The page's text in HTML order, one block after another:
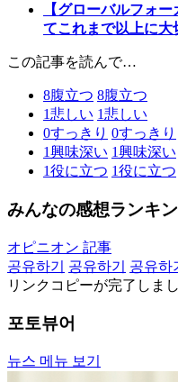
【グローバルフォ
てこれまで以上に大
この記事を読んで…
8腹立つ 8腹立つ
1悲しい 1悲しい
0すっきり 0すっきり
1興味深い 1興味深い
1役に立つ 1役に立つ
みんなの感想ランキ
オピニオン 記事
공유하기
공유하기 공유하
リンクコピーが完了しまし
포토뷰어
뉴스 메뉴 보기